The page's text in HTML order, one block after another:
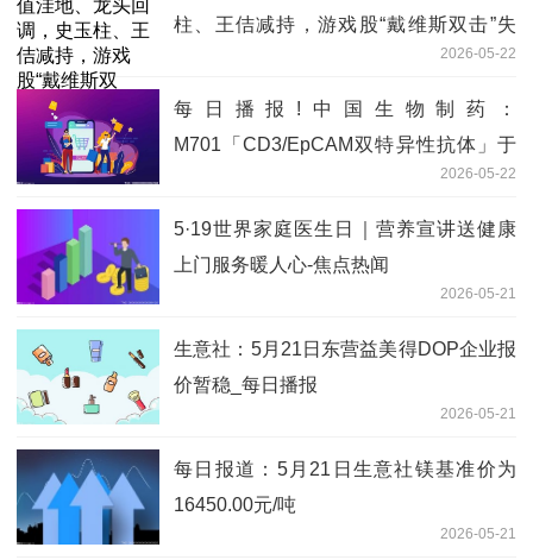
柱、王佶减持，游戏股“戴维斯双击”失
2026-05-22
每日播报!中国生物制药：
M701「CD3/EpCAM双特异性抗体」于
2026-05-22
5·19世界家庭医生日｜营养宣讲送健康
上门服务暖人心-焦点热闻
2026-05-21
生意社：5月21日东营益美得DOP企业报
价暂稳_每日播报
2026-05-21
每日报道：5月21日生意社镁基准价为
16450.00元/吨
2026-05-21